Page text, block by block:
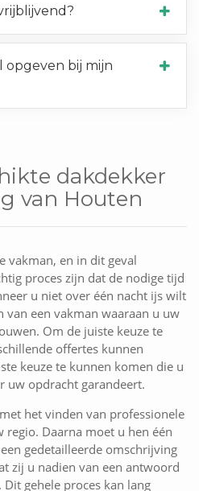
opgeven bij mijn
dakdekker
van Houten
vakman, en in dit geval
proces zijn dat de nodige tijd
u niet over één nacht ijs wilt
van een vakman waaraan u uw
Om de juiste keuze te
offertes kunnen
keuze te kunnen komen die u
uw opdracht garandeert.
het vinden van professionele
Daarna moet u hen één
gedetailleerde omschrijving
zij u nadien van een antwoord
gehele proces kan lang